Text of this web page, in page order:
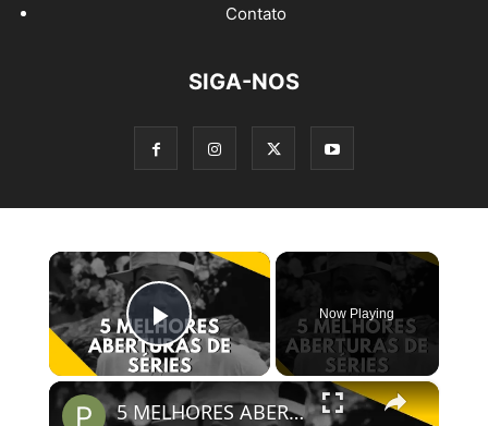
Contato
SIGA-NOS
×
Play Video
Now Playing
×
5 MELHORES ABERTURAS DE SÉRIES | Pipocas Tv #13